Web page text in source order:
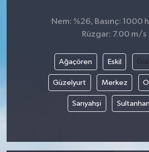
Nem: %26, Basınç: 1000
Rüzgar: 7.00 m/s
Ağaçören Eskil
Güzelyurt Merkez
Sarıyahşi